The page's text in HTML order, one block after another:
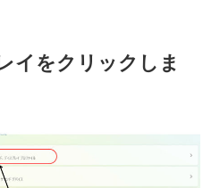
イをクリックしま